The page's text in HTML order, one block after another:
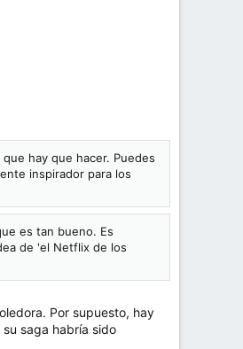
hay que hacer. Puedes
inspirador para los
es tan bueno. Es
de 'el Netflix de los
Por supuesto, hay
saga habría sido